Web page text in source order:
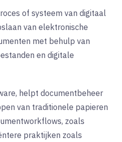
of systeem van digitaal
van elektronische
met behulp van
en digitale
helpt documentbeheer
van traditionele papieren
zoals
praktijken zoals